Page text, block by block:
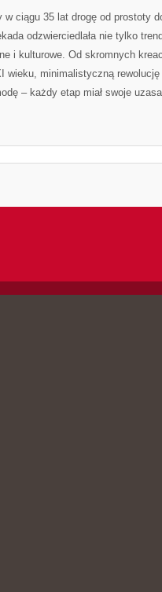
w ciągu 35 lat drogę od prostoty
odzwierciedlała nie tylko
i kulturowe. Od skromnych
wieku, minimalistyczną
– każdy etap miał swoje